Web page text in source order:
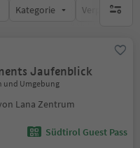
Kategorie keine
Jaufenblick
und Umgebung
Lana Zentrum
Südtirol Guest Pass